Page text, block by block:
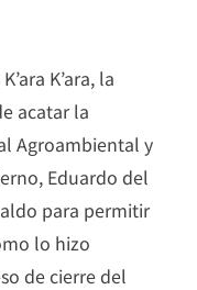
K’ara, la
acatar la
Agroambiental y
Eduardo del
para permitir
lo hizo
de cierre del